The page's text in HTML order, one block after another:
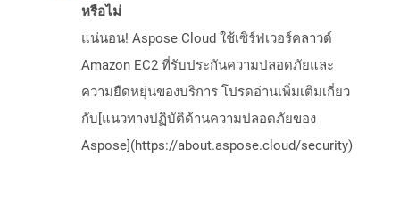
หรือไม่
แน่นอน! Aspose Cloud ใช้เซิร์ฟเวอร์คลาวด์
Amazon EC2 ที่รับประกันความปลอดภัยและ
ความยืดหยุ่นของบริการ โปรดอ่านเพิ่มเติมเกี่ยว
กับ[แนวทางปฏิบัติด้านความปลอดภัยของ
Aspose](https://about.aspose.cloud/security)